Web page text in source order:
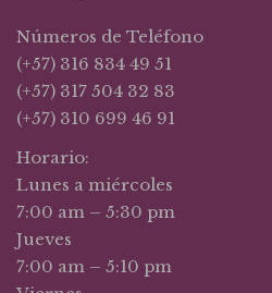
Números de Teléfono
(+57) 316 834 49 51
(+57) 317 504 32 83
(+57) 310 699 46 91
Horario:
Lunes a miércoles
7:00 am – 5:30 pm
Jueves
7:00 am – 5:10 pm